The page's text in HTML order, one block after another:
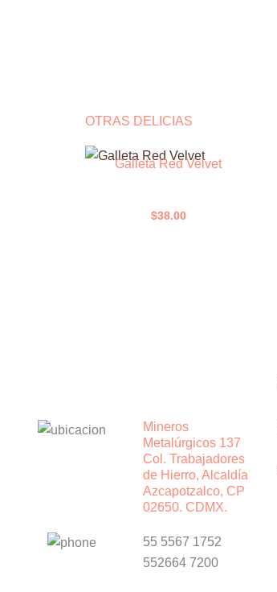
OTRAS DELICIAS
Galleta Red Velvet
$38.00
Mineros
Metalúrgicos 137
Col. Trabajadores
de Hierro, Alcaldía
Azcapotzalco, CP
02650. CDMX.
55 5567 1752
552664 7200